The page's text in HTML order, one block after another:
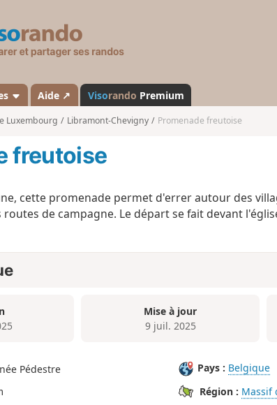
s
a
n
d
Aide ↗ Visorando Premium
Luxembourg Libramont-Chevigny Promenade freutoise
freutoise
cette promenade permet d'errer autour des
de campagne. Le départ se fait devant
Mise à jour
9 juil. 2025
Pédestre
Pays : Belgique
Région : Massif